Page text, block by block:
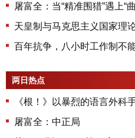
屠富全：当“精准围猎”遇上“
百年抗争，八小时工作制不
两日热点
屠富全：中正局